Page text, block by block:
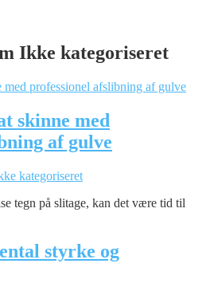
Ikke kategoriseret
skinne med
af gulve
kategoriseret
tegn på slitage, kan det være tid til
styrke og